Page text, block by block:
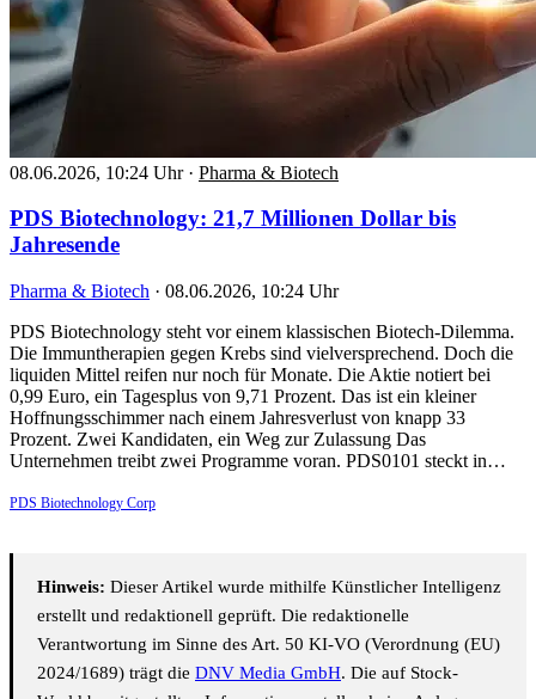
08.06.2026, 10:24 Uhr · Pharma & Biotech
PDS Biotechnology: 21,7 Millionen Dollar bis
Jahresende
Pharma & Biotech · 08.06.2026, 10:24 Uhr
PDS Biotechnology steht vor einem klassischen Biotech-Dilemma.
Die Immuntherapien gegen Krebs sind vielversprechend. Doch die
liquiden Mittel reifen nur noch für Monate. Die Aktie notiert bei
0,99 Euro, ein Tagesplus von 9,71 Prozent. Das ist ein kleiner
Hoffnungsschimmer nach einem Jahresverlust von knapp 33
Prozent. Zwei Kandidaten, ein Weg zur Zulassung Das
Unternehmen treibt zwei Programme voran. PDS0101 steckt in…
PDS Biotechnology Corp
Hinweis: Dieser Artikel wurde mithilfe Künstlicher Intelligenz
erstellt und redaktionell geprüft. Die redaktionelle
Verantwortung im Sinne des Art. 50 KI-VO (Verordnung (EU)
2024/1689) trägt die DNV Media GmbH. Die auf Stock-